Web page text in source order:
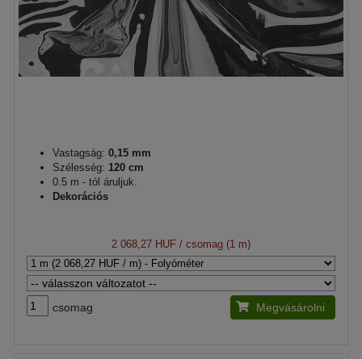
Vastagság: 0,15 mm
Szélesség: 120 cm
0.5 m - tól áruljuk.
Dekorációs
2 068,27 HUF / csomag (1 m)
csomag Megvásárolni